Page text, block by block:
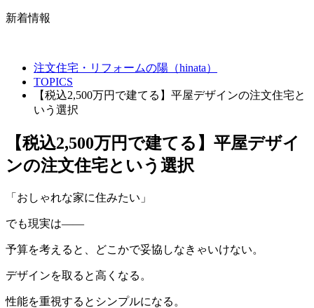
新着情報
注文住宅・リフォームの陽（hinata）
TOPICS
【税込2,500万円で建てる】平屋デザインの注文住宅と
いう選択
【税込2,500万円で建てる】平屋デザイ
ンの注文住宅という選択
「おしゃれな家に住みたい」
でも現実は――
予算を考えると、どこかで妥協しなきゃいけない。
デザインを取ると高くなる。
性能を重視するとシンプルになる。